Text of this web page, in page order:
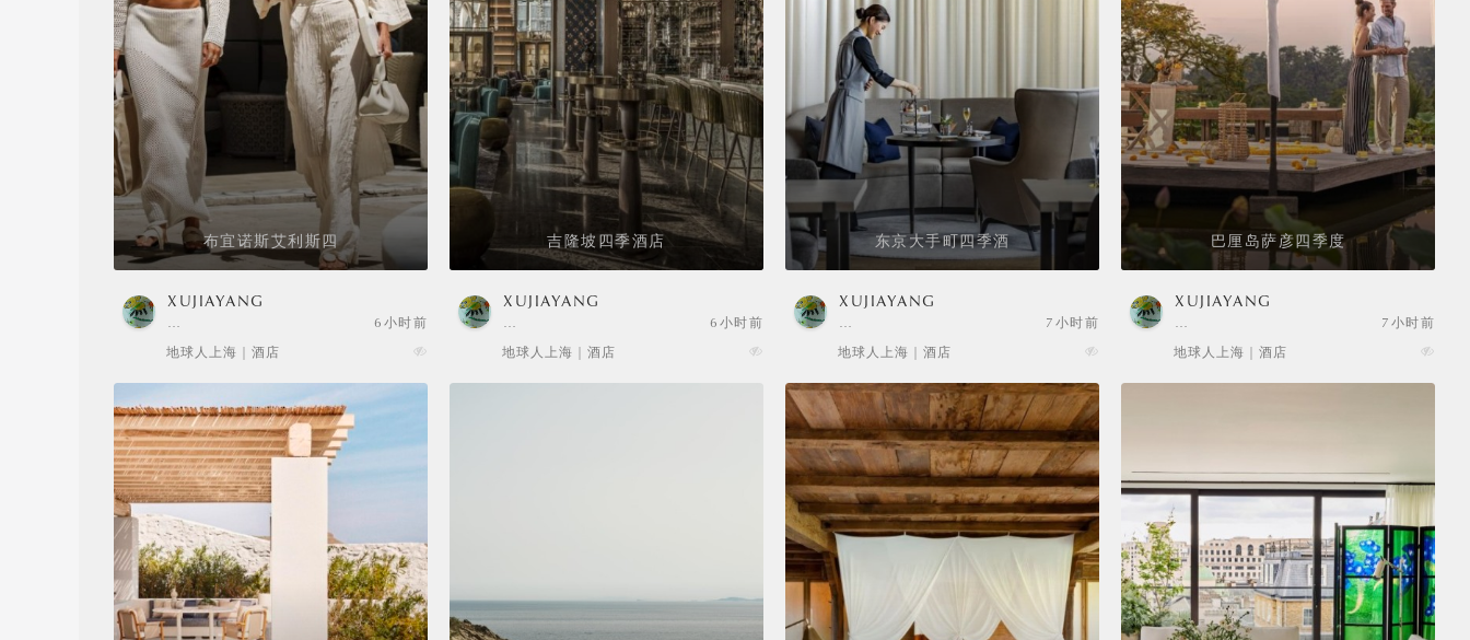
布宜诺斯艾利斯四
XUJIAYANG
…
6小时前
地球人上海 | 酒店
吉隆坡四季酒店
XUJIAYANG
…
6小时前
地球人上海 | 酒店
东京大手町四季酒
XUJIAYANG
…
7小时前
地球人上海 | 酒店
巴厘岛萨彦四季度
XUJIAYANG
…
7小时前
地球人上海 | 酒店